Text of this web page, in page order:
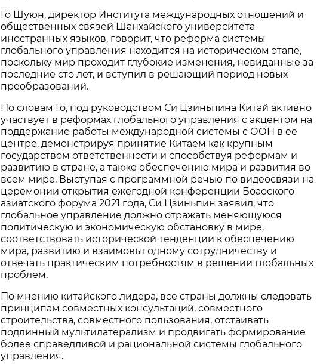
Го Шуюн, директор Института международных отношений и
общественных связей Шанхайского университета
иностранных языков, говорит, что реформа системы
глобального управления находится на историческом этапе,
поскольку мир проходит глубокие изменения, невиданные за
последние сто лет, и вступил в решающий период новых
преобразований.
По словам Го, под руководством Си Цзиньпина Китай активно
участвует в реформах глобального управления с акцентом на
поддержание работы международной системы с ООН в её
центре, демонстрируя принятие Китаем как крупным
государством ответственности и способствуя реформам и
развитию в стране, а также обеспечению мира и развития во
всем мире. Выступая с программной речью по видеосвязи на
церемонии открытия ежегодной конференции Боаоского
азиатского форума 2021 года, Си Цзиньпин заявил, что
глобальное управление должно отражать меняющуюся
политическую и экономическую обстановку в мире,
соответствовать исторической тенденции к обеспечению
мира, развитию и взаимовыгодному сотрудничеству и
отвечать практическим потребностям в решении глобальных
проблем.
По мнению китайского лидера, все страны должны следовать
принципам совместных консультаций, совместного
строительства, совместного пользования, отстаивать
подлинный мультилатерализм и продвигать формирование
более справедливой и рациональной системы глобального
управления.